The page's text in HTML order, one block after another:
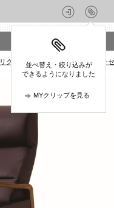
並べ替え・絞り込みが
できるようになりました
MYクリップを見る
リクライニングチェア > マルイチ